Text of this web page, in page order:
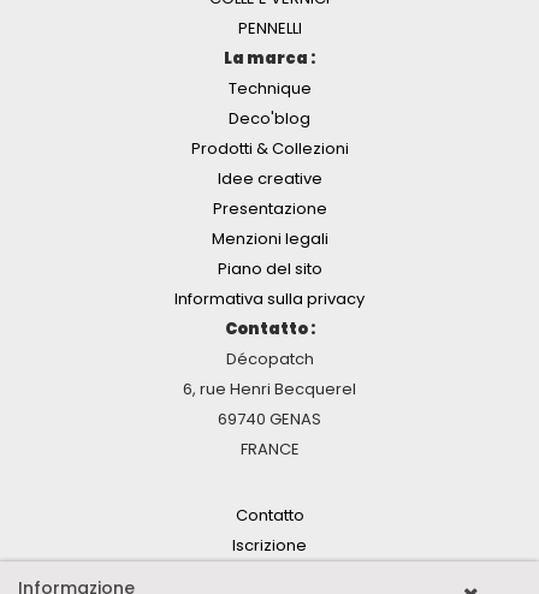
PENNELLI
La marca :
Technique
Deco'blog
Prodotti & Collezioni
Idee creative
Presentazione
Menzioni legali
Piano del sito
Informativa sulla privacy
Contatto :
Décopatch
6, rue Henri Becquerel
69740 GENAS
FRANCE
Contatto
Iscrizione
Informazione